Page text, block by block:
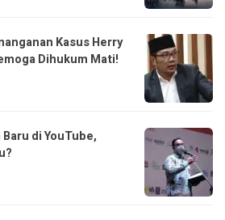
Kasus Herry
Dihukum Mati!
di YouTube,